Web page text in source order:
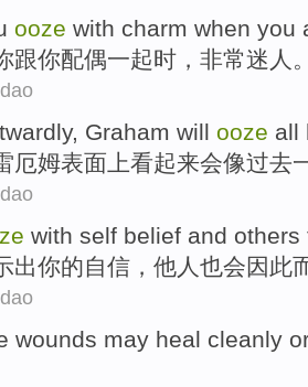
ooze with charm when you
跟你配偶一起时，非常迷人
, Graham will ooze all
厄姆表面上看起来会像过去
with self belief and others
出你的自信 ， 他人 也会因此
wounds may heal cleanly